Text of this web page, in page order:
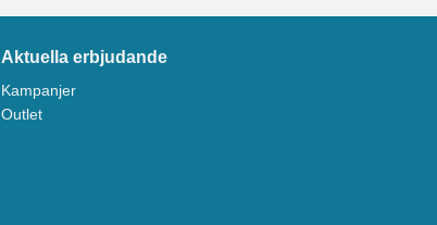
Aktuella erbjudande
Kampanjer
Outlet